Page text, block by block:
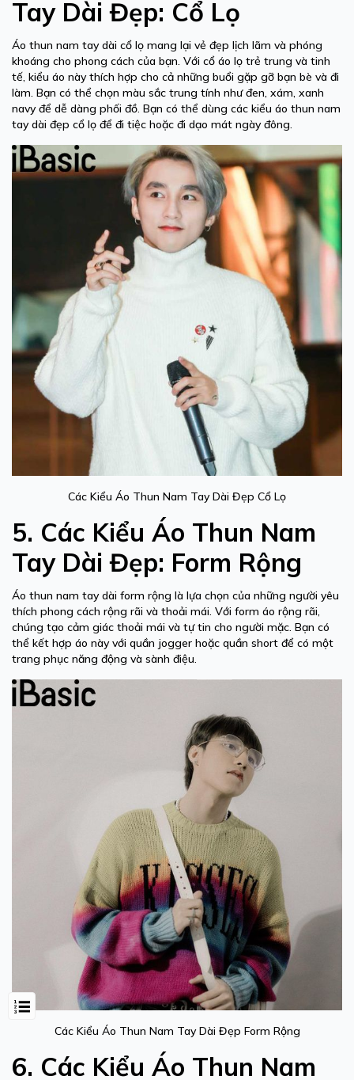
Tay Dài Đẹp: Cổ Lọ
Áo thun nam tay dài cổ lọ mang lại vẻ đẹp lịch lãm và phóng
khoáng cho phong cách của bạn. Với cổ áo lọ trẻ trung và tinh
tế, kiểu áo này thích hợp cho cả những buổi gặp gỡ bạn bè và đi
làm. Bạn có thể chọn màu sắc trung tính như đen, xám, xanh
navy để dễ dàng phối đồ. Bạn có thể dùng các kiểu áo thun nam
tay dài đẹp cổ lọ để đi tiệc hoặc đi dạo mát ngày đông.
Các Kiểu Áo Thun Nam Tay Dài Đẹp Cổ Lọ
5. Các Kiểu Áo Thun Nam
Tay Dài Đẹp: Form Rộng
Áo thun nam tay dài form rộng là lựa chọn của những người yêu
thích phong cách rộng rãi và thoải mái. Với form áo rộng rãi,
chúng tạo cảm giác thoải mái và tự tin cho người mặc. Bạn có
thể kết hợp áo này với quần jogger hoặc quần short để có một
trang phục năng động và sành điệu.
Các Kiểu Áo Thun Nam Tay Dài Đẹp Form Rộng
6. Các Kiểu Áo Thun Nam